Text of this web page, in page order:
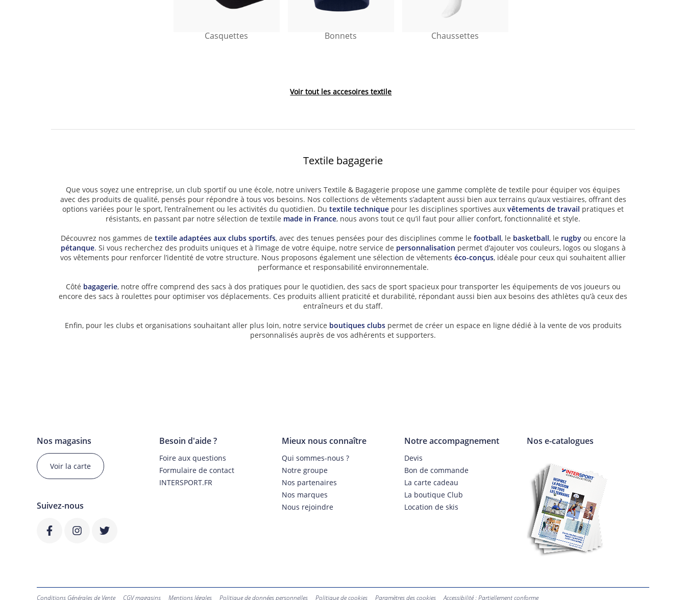
Casquettes Bonnets Chaussettes
Voir tout les accesoires textile
Textile bagagerie
Que vous soyez une entreprise, un club sportif ou une école, notre univers Textile & Bagagerie propose une gamme complète de textile pour équiper vos équipes
avec des produits de qualité, pensés pour répondre à tous vos besoins. Nos collections de vêtements s’adaptent aussi bien aux terrains qu’aux vestiaires, offrant des
options variées pour le sport, l’entraînement ou les activités du quotidien. Du textile technique pour les disciplines sportives aux vêtements de travail pratiques et
résistants, en passant par notre sélection de textile made in France, nous avons tout ce qu’il faut pour allier confort, fonctionnalité et style.
Découvrez nos gammes de textile adaptées aux clubs sportifs, avec des tenues pensées pour des disciplines comme le football, le basketball, le rugbyou encore la
pétanque. Si vous recherchez des produits uniques et à l’image de votre équipe, notre service de personnalisation permet d’ajouter vos couleurs, logos ou slogans à
vos vêtements pour renforcer l’identité de votre structure. Nous proposons également une sélection de vêtements éco-conçus, idéale pour ceux qui souhaitent allier
performance et responsabilité environnementale.
Côté bagagerie, notre offre comprend des sacs à dos pratiques pour le quotidien, des sacs de sport spacieux pour transporter les équipements de vos joueurs ou
encore des sacs à roulettes pour optimiser vos déplacements. Ces produits allient praticité et durabilité, répondant aussi bien aux besoins des athlètes qu’à ceux des
entraîneurs et du staff.
Enfin, pour les clubs et organisations souhaitant aller plus loin, notre service boutiques clubspermet de créer un espace en ligne dédié à la vente de vos produits
personnalisés auprès de vos adhérents et supporters.
Nos magasins
Voir la carte
Suivez-nous
Besoin d'aide ?
Foire aux questions
Formulaire de contact
INTERSPORT.FR
Mieux nous connaître
Qui sommes-nous ?
Notre groupe
Nos partenaires
Nos marques
Nous rejoindre
Notre accompagnement
Devis
Bon de commande
La carte cadeau
La boutique Club
Location de skis
Nos e-catalogues
Conditions Générales de Vente CGV magasins Mentions légales Politique de données personnelles Politique de cookies Paramètres des cookies Accessibilité : Partiellement conforme